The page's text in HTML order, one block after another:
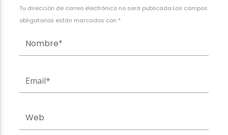
Tu dirección de correo electrónico no será publicada.Los campos
obligatorios están marcados con *